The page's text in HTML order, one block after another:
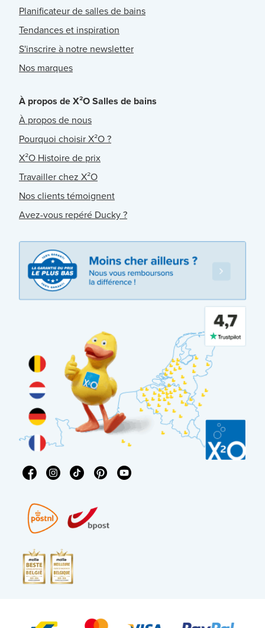
Planificateur de salles de bains
Tendances et inspiration
S'inscrire à notre newsletter
Nos marques
À propos de X²O Salles de bains
À propos de nous
Pourquoi choisir X²O ?
X²O Histoire de prix
Travailler chez X²O
Nos clients témoignent
Avez-vous repéré Ducky ?